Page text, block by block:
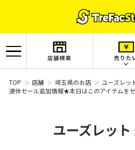
店舗検索 売りた
TOP 店舗 埼玉県のお店
ユーズレッ
連休セール追加情報★本日はこのアイテムを
ユーズレット